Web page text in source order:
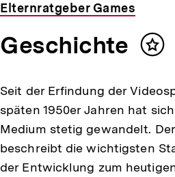
Elternratgeber Games
Geschichte
Seit der Erfindung der
späten 1950er Jahren hat
Medium stetig gewandelt.
beschreibt die wichtigsten
der Entwicklung zum